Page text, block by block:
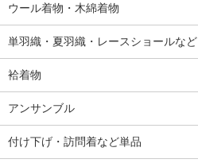
ウール着物・木綿着物
単羽織・夏羽織・レースショールなど
袷着物
アンサンブル
付け下げ・訪問着など単品